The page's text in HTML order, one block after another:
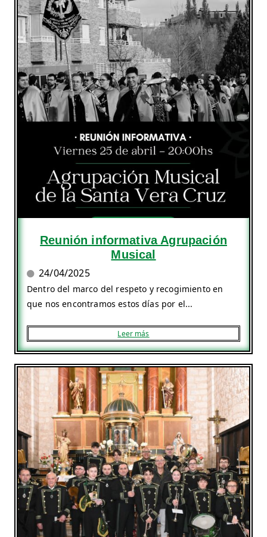
Reunión informativa Agrupación
Musical
24/04/2025
Dentro del marco del respeto y recogimiento en
que nos encontramos estos días por el...
Leer más